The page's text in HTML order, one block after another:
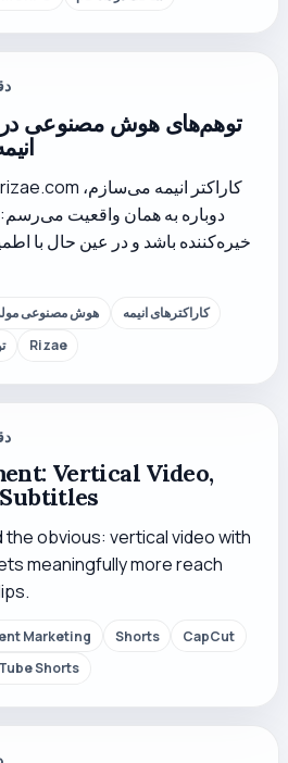
توهم‌های هوش مصنوعی در
دوباره به همان واقعیت
خیره‌کننده باشد و در عین حال با
هوش مصنوعی
کاراکترهای انیمه
Rizae
Vertical Video,
obvious: vertical video with
meaningfully more reach
Marketing Shorts
CapCut
Shorts